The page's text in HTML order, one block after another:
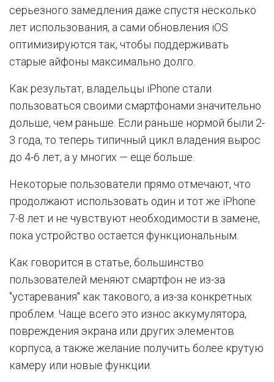
серьезного замедления даже спустя несколько
лет использования, а сами обновления iOS
оптимизируются так, чтобы поддерживать
старые айфоны максимально долго.
Как результат, владельцы iPhone стали
пользоваться своими смартфонами значительно
дольше, чем раньше. Если раньше нормой были 2-
3 года, то теперь типичный цикл владения вырос
до 4-6 лет, а у многих — еще больше.
Некоторые пользователи прямо отмечают, что
продолжают использовать один и тот же iPhone
7-8 лет и не чувствуют необходимости в замене,
пока устройство остается функциональным.
Как говорится в статье, большинство
пользователей меняют смартфон не из-за
"устаревания" как такового, а из-за конкретных
проблем. Чаще всего это износ аккумулятора,
повреждения экрана или других элементов
корпуса, а также желание получить более крутую
камеру или новые функции.